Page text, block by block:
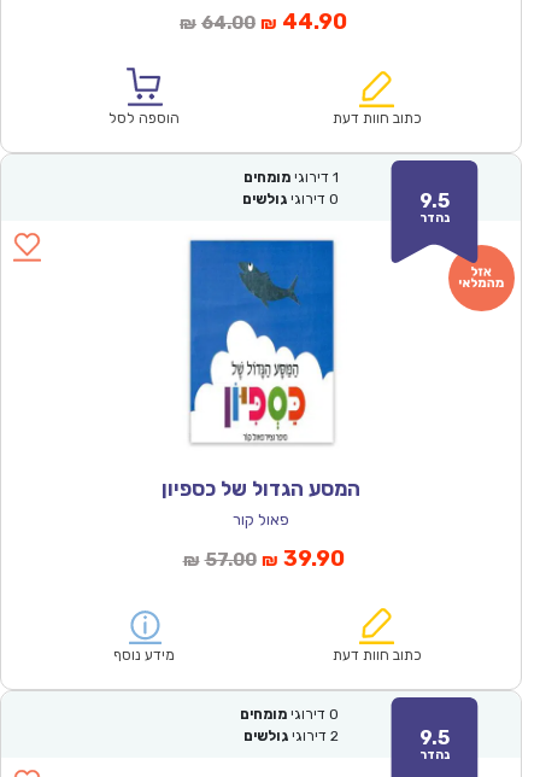
₪ 64.00המחיר
₪64.00.
₪ 44.90המחיר
הוא:
כתוב חוות דעת הוספה לסל
9.5
נהדר
1 דירוגי מומחים
0 דירוגי גולשים
המסע הגדול של כספיון
פאול קור
₪ 57.00המחיר
₪57.00.
₪ 39.90המחיר
הוא:
כתוב חוות דעת מידע נוסף
9.5
נהדר
0 דירוגי מומחים
2 דירוגי גולשים